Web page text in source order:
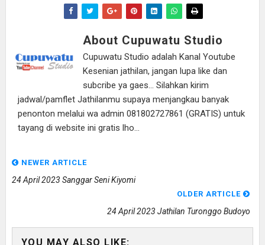
About Cupuwatu Studio
Cupuwatu Studio adalah Kanal Youtube
Kesenian jathilan, jangan lupa like dan
subcribe ya gaes... Silahkan kirim
jadwal/pamflet Jathilanmu supaya menjangkau banyak
penonton melalui wa admin 081802727861 (GRATIS) untuk
tayang di website ini gratis lho...
NEWER ARTICLE
24 April 2023 Sanggar Seni Kiyomi
OLDER ARTICLE
24 April 2023 Jathilan Turonggo Budoyo
YOU MAY ALSO LIKE: